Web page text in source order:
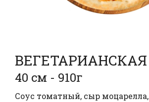
ВЕГЕТАРИАНСКАЯ
40 см - 910г
Соус томатный, сыр моцарелла,